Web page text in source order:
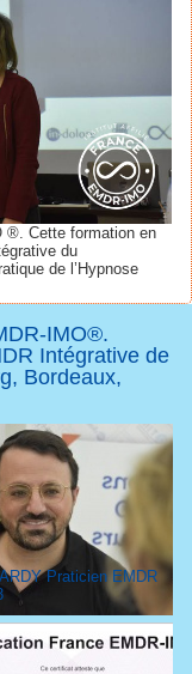
®. Cette formation en
du
de l’Hypnose
IMO®.
Intégrative de
Bordeaux,
Praticien EMDR